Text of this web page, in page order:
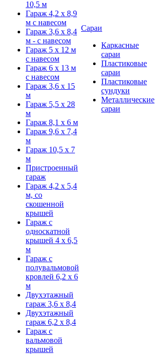
10,5 м
Гараж 4,2 х 8,9
м с навесом
Гараж 3,6 х 8,4
м - с навесом
Гараж 5 х 12 м
с навесом
Гараж 6 х 13 м
с навесом
Гараж 3,6 х 15
м
Гараж 5,5 х 28
м
Гараж 8,1 х 6 м
Гараж 9,6 х 7,4
м
Гараж 10,5 х 7
м
Пристроенный
гараж
Гараж 4,2 х 5,4
м, со
скошенной
крышей
Гараж с
односкатной
крышей 4 х 6,5
м
Гараж с
полувальмовой
кровлей 6,2 х 6
м
Двухэтажный
гараж 3,6 х 8,4
Двухэтажный
гараж 6,2 х 8,4
Гараж с
вальмовой
крышей
Сараи
Каркасные
сараи
Пластиковые
сараи
Пластиковые
сундуки
Металлические
сараи